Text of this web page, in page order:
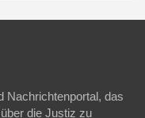
Nachrichtenportal, das
die Justiz zu